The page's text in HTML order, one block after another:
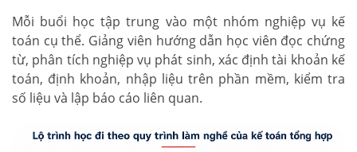
Mỗi buổi học tập trung vào một nhóm nghiệp vụ kế
toán cụ thể. Giảng viên hướng dẫn học viên đọc chứng
từ, phân tích nghiệp vụ phát sinh, xác định tài khoản kế
toán, định khoản, nhập liệu trên phần mềm, kiểm tra
số liệu và lập báo cáo liên quan.